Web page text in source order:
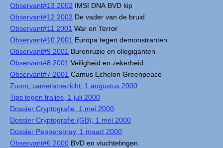
Observant#13 2002 IMSI DNA BVD kip
Observant#12 2002 De vader van de bruid
Observant#11 2001 War on Terror
Observant#10 2001 Europa tegen demonstranten
Observant#9 2001 Burenruzie en oliegiganten
Observant#8 2001 Veiligheid en zekerheid
Observant#7 2001 Camus Echelon Greenpeace
Zoom, cameratoezicht, 1 augustus 2000
Tips tegen tralies, 1 juli 2000
Dossier Cryptografie, 1 mei 2000
Dossier Cryptografie (GB), 1 mei 2000
Dossier Pepperspray, 1 maart 2000
Observant#6 2000 BVD en vluchtelingen